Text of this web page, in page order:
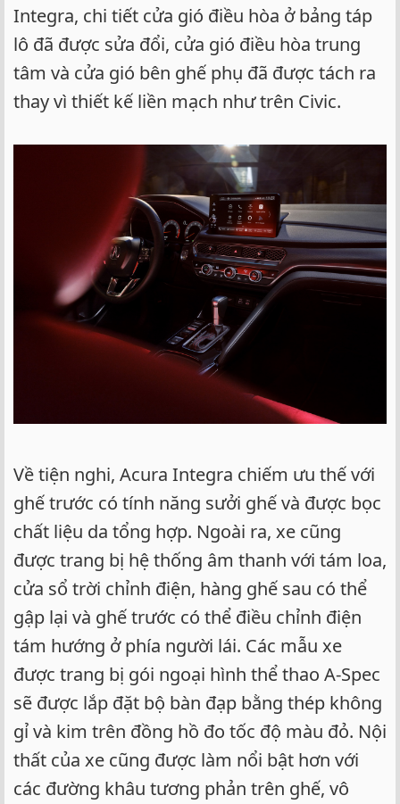
Integra, chi tiết cửa gió điều hòa ở bảng táp
lô đã được sửa đổi, cửa gió điều hòa trung
tâm và cửa gió bên ghế phụ đã được tách ra
thay vì thiết kế liền mạch như trên Civic.
Về tiện nghi, Acura Integra chiếm ưu thế với
ghế trước có tính năng sưởi ghế và được bọc
chất liệu da tổng hợp. Ngoài ra, xe cũng
được trang bị hệ thống âm thanh với tám loa,
cửa sổ trời chỉnh điện, hàng ghế sau có thể
gập lại và ghế trước có thể điều chỉnh điện
tám hướng ở phía người lái. Các mẫu xe
được trang bị gói ngoại hình thể thao A-Spec
sẽ được lắp đặt bộ bàn đạp bằng thép không
gỉ và kim trên đồng hồ đo tốc độ màu đỏ. Nội
thất của xe cũng được làm nổi bật hơn với
các đường khâu tương phản trên ghế, vô